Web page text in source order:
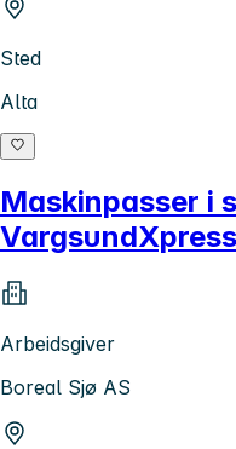
Sted
Alta
Maskinpasser i
Arbeidsgiver
Boreal Sjø AS